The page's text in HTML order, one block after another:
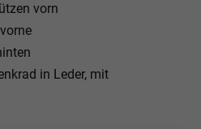
vorn
in Leder, mit